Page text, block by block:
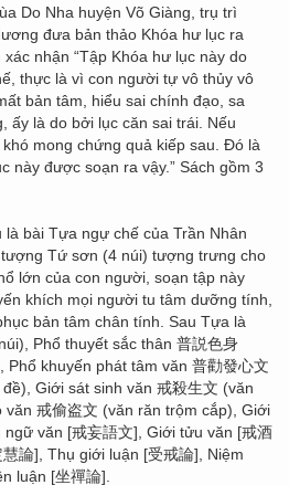
Do Nha huyện Võ Giàng, trụ trì
đưa bản thảo Khóa hư lục ra
nhận “Tập Khóa hư lục này do
thực là vì con người tự vô thủy vô
bản tâm, hiểu sai chính đạo, sa
ấy là do bởi lục căn sai trái. Nếu
mong chứng quả kiếp sau. Đó là
này được soạn ra vậy.” Sách gồm 3
bài Tựa ngự chế của Trần Nhân
Tứ sơn (4 núi) tượng trưng cho
lớn của con người, soạn tập này
khích mọi người tu tâm dưỡng tính,
bản tâm chân tính. Sau Tựa là
Phổ thuyết sắc thân 普説色身
Phổ khuyến phát tâm văn 普勸發心文
Giới sát sinh văn 戒殺生文 (văn
戒偷盗文 (văn răn trộm cắp), Giới
văn [戒妄語文], Giới tửu văn [戒酒
論], Thụ giới luận [受戒論], Niệm
luận [坐禪論].